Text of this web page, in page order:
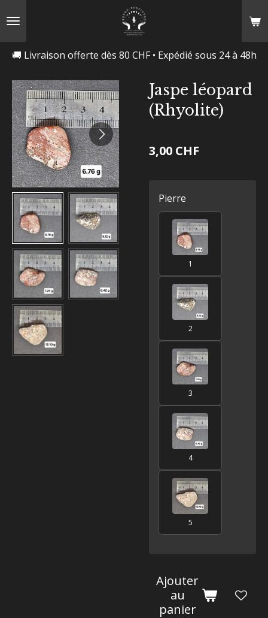
🚚 Livraison offerte dès 80 CHF • Expédié sous 24 à 48h
Jaspe léopard
(Rhyolite)
3,00 CHF
Pierre
1
2
3
4
5
Ajouter
au
panier